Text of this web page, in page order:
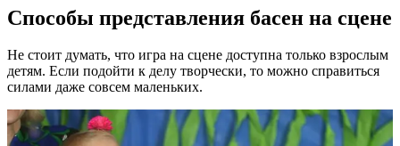
Способы представления басен на сцене
Не стоит думать, что игра на сцене доступна только взрослым
детям. Если подойти к делу творчески, то можно справиться
силами даже совсем маленьких.